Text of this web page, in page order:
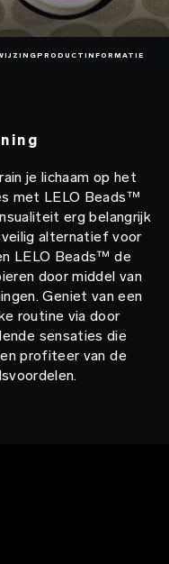
PRODUCTINFORMATIE
je lichaam op het
met LELO Beads™
erg belangrijk
alternatief voor
LELO Beads™ de
door middel van
Geniet van een
routine via door
sensaties die
profiteer van de